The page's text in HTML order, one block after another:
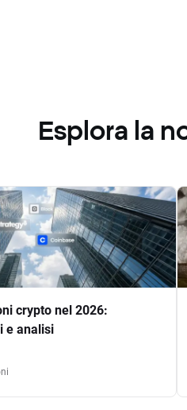
Esplora la
crypto nel 2026:
e analisi